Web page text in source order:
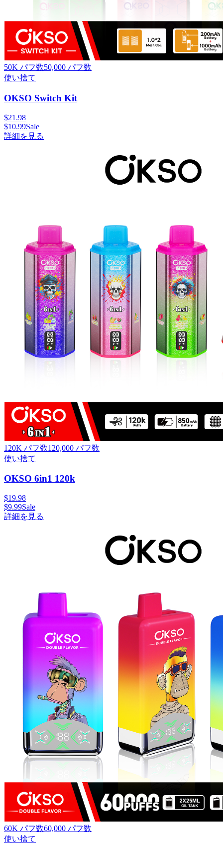
50K パフ数50,000 パフ数
使い捨て
OKSO Switch Kit
$21.98
$10.99Sale
詳細を見る
120K パフ数120,000 パフ数
使い捨て
OKSO 6in1 120k
$19.98
$9.99Sale
詳細を見る
60K パフ数60,000 パフ数
使い捨て